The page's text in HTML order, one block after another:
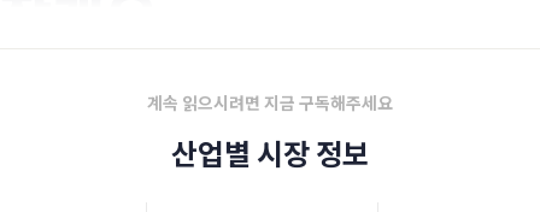
계속 읽으시려면 지금 구독해주세요
산업별 시장 정보